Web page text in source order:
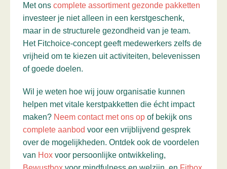
Met ons complete assortiment gezonde pakketten
investeer je niet alleen in een kerstgeschenk,
maar in de structurele gezondheid van je team.
Het Fitchoice-concept geeft medewerkers zelfs de
vrijheid om te kiezen uit activiteiten, belevenissen
of goede doelen.
Wil je weten hoe wij jouw organisatie kunnen
helpen met vitale kerstpakketten die écht impact
maken? Neem contact met ons op of bekijk ons
complete aanbod voor een vrijblijvend gesprek
over de mogelijkheden. Ontdek ook de voordelen
van Hox voor persoonlijke ontwikkeling,